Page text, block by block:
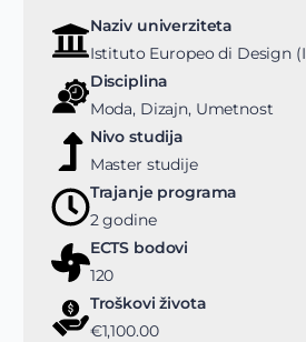
Naziv univerziteta
Istituto Europeo di Design
Disciplina
Moda, Dizajn, Umetnost
Nivo studija
Master studije
Trajanje programa
2 godine
ECTS bodovi
120
Troškovi života
€1,100.00